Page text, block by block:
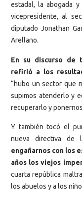
estadal, la abogada
vicepresidente, al
diputado Jonathan
Arellano.
En su discurso de
refirió a los
“hubo un sector que
supimos atenderlo y
recuperarlo y
Y también tocó el
nueva directiva de
engañarnos con los
años los viejos
cuarta república
los abuelos y a los